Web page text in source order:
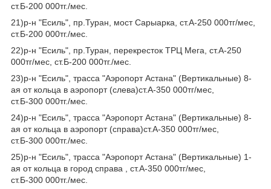
ст.Б-200 000тг./мес.
21)р-н "Есиль", пр.Туран, мост Сарыарка, ст.А-250 000тг/мес,
ст.Б-200 000тг./мес.
22)р-н "Есиль", пр.Туран, перекресток ТРЦ Мега, ст.А-250
000тг/мес, ст.Б-200 000тг./мес.
23)р-н "Есиль", трасса "Аэропорт Астана" (Вертикальные) 8-
ая от кольца в аэропорт (слева)ст.А-350 000тг/мес,
ст.Б-300 000тг./мес.
24)р-н "Есиль", трасса "Аэропорт Астана" (Вертикальные) 8-
ая от кольца в аэропорт (справа)ст.А-350 000тг/мес,
ст.Б-300 000тг./мес.
25)р-н "Есиль", трасса "Аэропорт Астана" (Вертикальные) 1-
ая от кольца в город справа , ст.А-350 000тг/мес,
ст.Б-300 000тг./мес.